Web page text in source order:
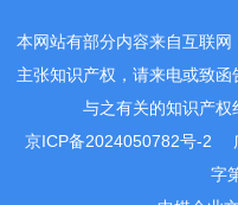
本网站有部分内容来自互联
主张知识产权，请来电或致函
与之有关的知识产权
京ICP备2024050782号-2
字